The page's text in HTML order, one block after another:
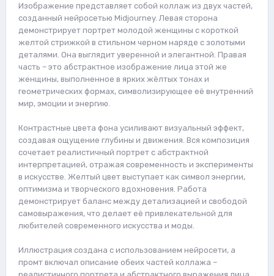
Изображение представляет собой коллаж из двух частей,
созданный нейросетью Midjourney. Левая сторона
демонстрирует портрет молодой женщины с короткой
желтой стрижкой в стильном черном наряде с золотыми
деталями. Она выглядит уверенной и элегантной. Правая
часть – это абстрактное изображение лица этой же
женщины, выполненное в ярких жёлтых тонах и
геометрических формах, символизирующее её внутренний
мир, эмоции и энергию.
Контрастные цвета фона усиливают визуальный эффект,
создавая ощущение глубины и движения. Вся композиция
сочетает реалистичный портрет с абстрактной
интерпретацией, отражая современность и эксперименты
в искусстве. Желтый цвет выступает как символ энергии,
оптимизма и творческого вдохновения. Работа
демонстрирует баланс между детализацией и свободой
самовыражения, что делает её привлекательной для
любителей современного искусства и моды.
Иллюстрация создана с использованием нейросети, а
промт включал описание обеих частей коллажа –